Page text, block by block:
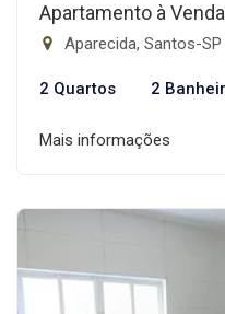
Apartamento à
Aparecida, Santos-SP
2 Quartos 2
Mais informações